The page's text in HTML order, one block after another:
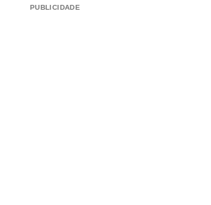
PUBLICIDADE